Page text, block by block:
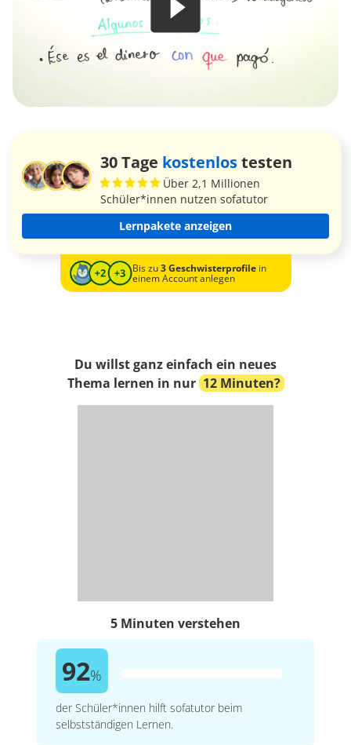
30 Tage kostenlostesten
Über 2,1 Millionen
Schüler*innen nutzen sofatutor
Lernpakete anzeigen
Bis zu3 Geschwisterprofilein
einem Account anlegen
Du willst ganz einfach ein neues
Thema lernen in nur 12 Minuten?
5 Minuten verstehen
92%
der Schüler*innen hilft sofatutor beim
selbstständigen Lernen.